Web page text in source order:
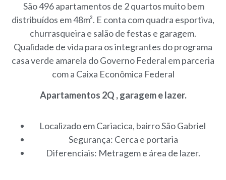
São 496 apartamentos de 2 quartos muito bem
distribuídos em 48m². E conta com quadra esportiva,
churrasqueira e salão de festas e garagem.
Qualidade de vida para os integrantes do programa
casa verde amarela do Governo Federal em parceria
com a Caixa Econômica Federal
Apartamentos 2Q , garagem e lazer.
Localizado em Cariacica, bairro São Gabriel
Segurança: Cerca e portaria
Diferenciais: Metragem e área de lazer.